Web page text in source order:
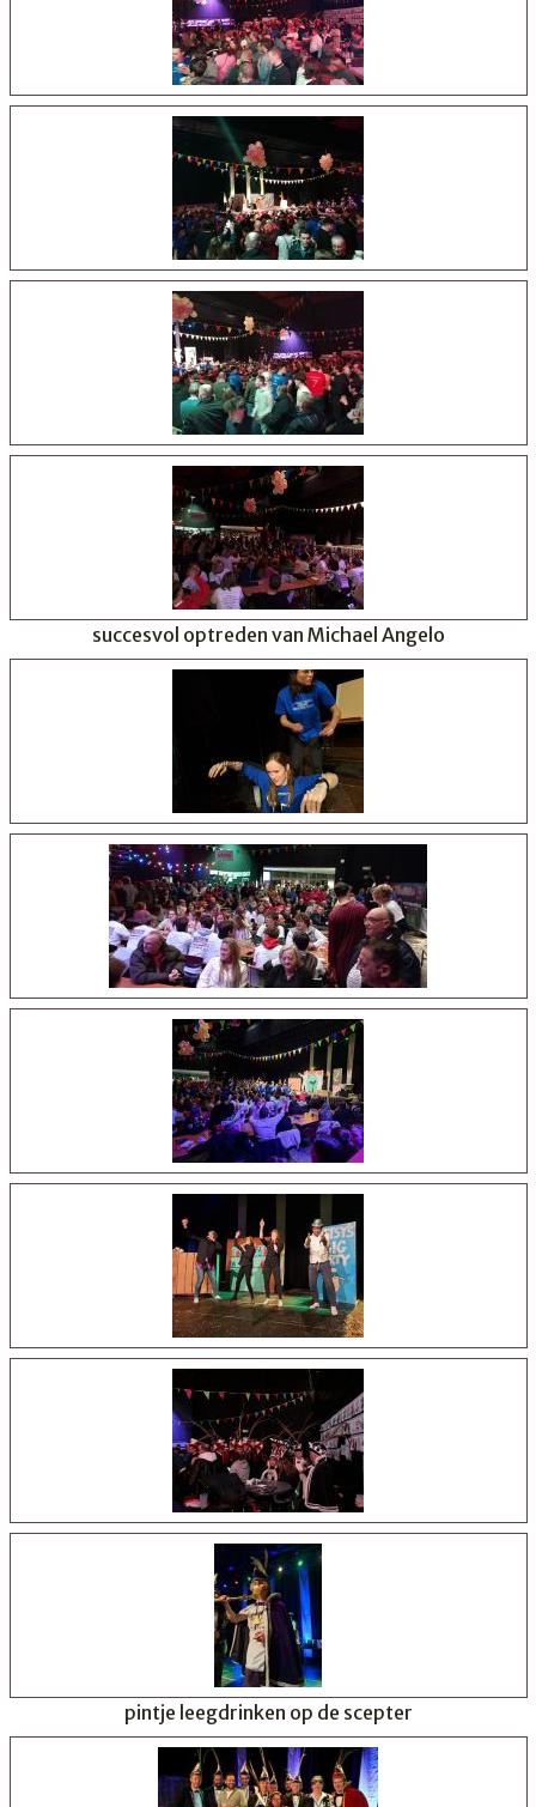
succesvol optreden van Michael Angelo
pintje leegdrinken op de scepter